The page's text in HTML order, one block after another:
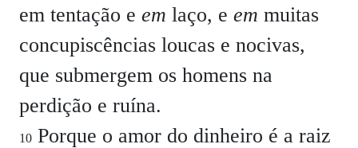
em tentação e em laço, e em muitas
concupiscências loucas e nocivas,
que submergem os homens na
perdição e ruína.
10 Porque o amor do dinheiro é a raiz